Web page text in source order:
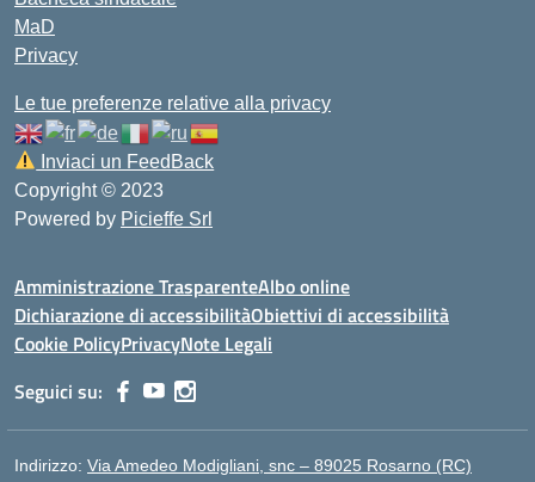
MaD
Privacy
Le tue preferenze relative alla privacy
Inviaci un FeedBack
Copyright © 2023
Powered by Picieffe Srl
Amministrazione TrasparenteAlbo online
Dichiarazione di accessibilitàObiettivi di accessibilità
Cookie PolicyPrivacyNote Legali
Seguici su:
Indirizzo: Via Amedeo Modigliani, snc – 89025 Rosarno (RC)